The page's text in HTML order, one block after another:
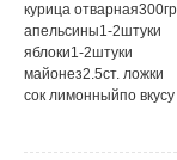
курица отварная300
апельсины1-2штуки
яблоки1-2штуки
майонез2.5ст. ложки
сок лимонныйпо вкусу